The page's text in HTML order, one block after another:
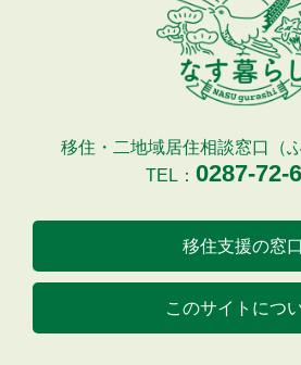
移住・二地域居住相談窓口（
TEL： 0287-72-
移住支援の窓口
このサイトにつ